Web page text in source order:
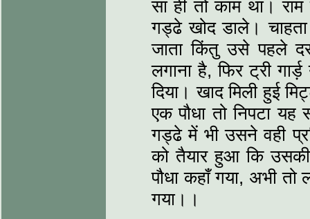
सा ही तो काम था।
गड्ढे खोद डाले।
जाता किंतु उसे पहले
लगाना है, फिर ट्री
दिया। खाद मिली हुई
एक पौधा तो निपटा
गड्ढे में भी उसने वही
को तैयार‌ हुआ कि
पौधा कहाँ गया, अभी
गया।।